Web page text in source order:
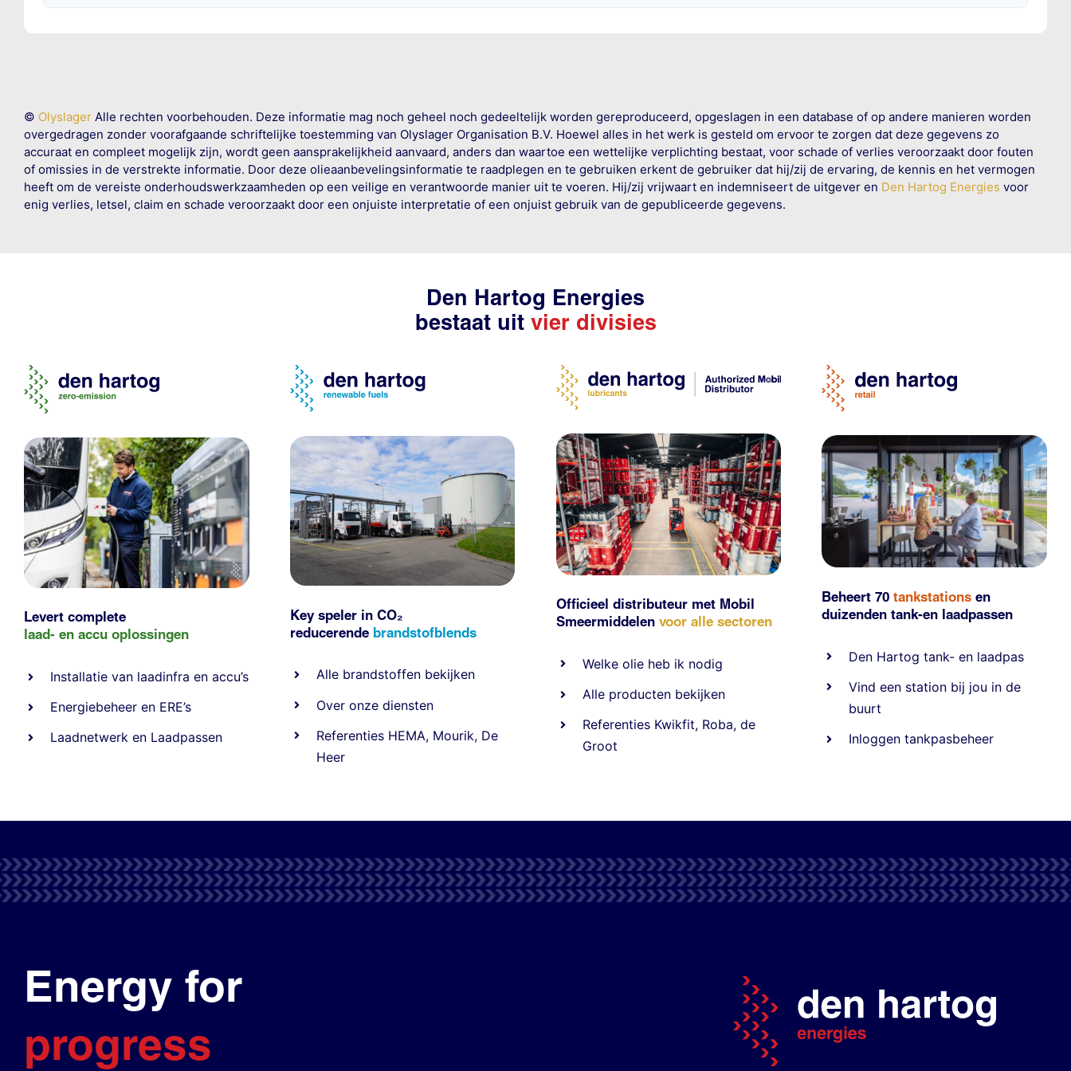
© OlyslagerAlle rechten voorbehouden. Deze informatie mag noch geheel noch gedeeltelijk worden gereproduceerd, opgeslagen in een database of op andere manieren worden
overgedragen zonder voorafgaande schriftelijke toestemming van Olyslager Organisation B.V. Hoewel alles in het werk is gesteld om ervoor te zorgen dat deze gegevens zo
accuraat en compleet mogelijk zijn, wordt geen aansprakelijkheid aanvaard, anders dan waartoe een wettelijke verplichting bestaat, voor schade of verlies veroorzaakt door fouten
of omissies in de verstrekte informatie. Door deze olieaanbevelingsinformatie te raadplegen en te gebruiken erkent de gebruiker dat hij/zij de ervaring, de kennis en het vermogen
heeft om de vereiste onderhoudswerkzaamheden op een veilige en verantwoorde manier uit te voeren. Hij/zij vrijwaart en indemniseert de uitgever en Den Hartog Energies voor
enig verlies, letsel, claim en schade veroorzaakt door een onjuiste interpretatie of een onjuist gebruik van de gepubliceerde gegevens.
Den Hartog Energies
bestaat uit vier divisies
Levert complete
laad- en accu oplossingen
Installatie van laadinfra en accu’s
Energiebeheer en ERE’s
Laadnetwerk en Laadpassen
Key speler in CO₂
reducerende brandstofblends
Alle brandstoffen bekijken
Over onze diensten
Referenties HEMA, Mourik, De
Heer
Officieel distributeur met Mobil
Smeermiddelen voor alle sectoren
Welke olie heb ik nodig
Alle producten bekijken
Referenties Kwikfit, Roba, de
Groot
Beheert 70tankstationsen
duizendentank-en laadpassen
Den Hartog tank- en laadpas
Vind een station bij jou in de
buurt
Inloggen tankpasbeheer
Energy for
progress